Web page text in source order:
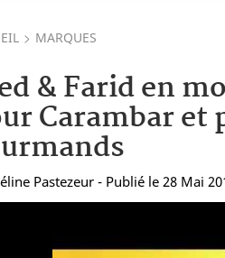
MARQUES
& Farid en
Carambar et
Pastezeur - Publié le 28 Mai